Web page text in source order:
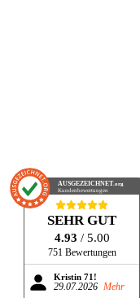
AUSGEZEICHNET .org
Kundenbewertungen
SEHR GUT
4.93 / 5.00
751 Bewertungen
Kristin 71!
29.07.2026 Mehr